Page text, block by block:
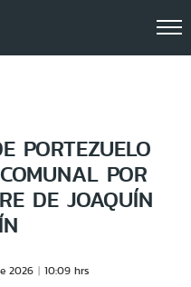
PORTEZUELO
POR
DE JOAQUÍN
2026 10:09 hrs